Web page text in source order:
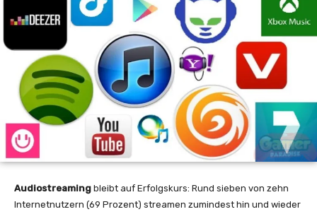
Audiostreaming bleibt auf Erfolgskurs: Rund sieben von zehn
Internetnutzern (69 Prozent) streamen zumindest hin und wieder